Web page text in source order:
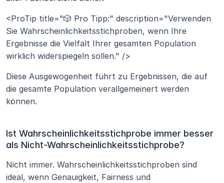
<ProTip title="🎲 Pro Tipp:" description="Verwenden
Sie Wahrscheinlichkeitsstichproben, wenn Ihre
Ergebnisse die Vielfalt Ihrer gesamten Population
wirklich widerspiegeln sollen." />
Diese Ausgewogenheit führt zu Ergebnissen, die auf
die gesamte Population verallgemeinert werden
können.
Ist Wahrscheinlichkeitsstichprobe immer besser
als Nicht-Wahrscheinlichkeitsstichprobe?
Nicht immer. Wahrscheinlichkeitsstichproben sind
ideal, wenn Genauigkeit, Fairness und